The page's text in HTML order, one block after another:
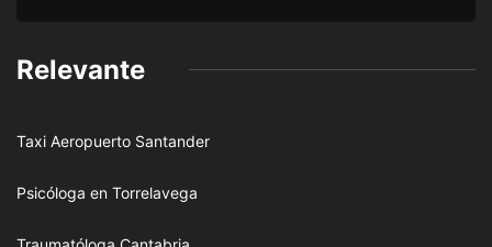
Relevante
Taxi Aeropuerto Santander
Psicóloga en Torrelavega